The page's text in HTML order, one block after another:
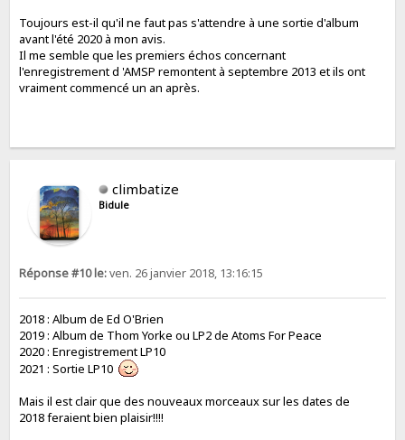
Toujours est-il qu'il ne faut pas s'attendre à une sortie d'album
avant l'été 2020 à mon avis.
Il me semble que les premiers échos concernant
l'enregistrement d 'AMSP remontent à septembre 2013 et ils ont
vraiment commencé un an après.
climbatize
Bidule
Réponse #10 le:ven. 26 janvier 2018, 13:16:15
2018 : Album de Ed O'Brien
2019 : Album de Thom Yorke ou LP2 de Atoms For Peace
2020 : Enregistrement LP10
2021 : Sortie LP10
Mais il est clair que des nouveaux morceaux sur les dates de
2018 feraient bien plaisir!!!!